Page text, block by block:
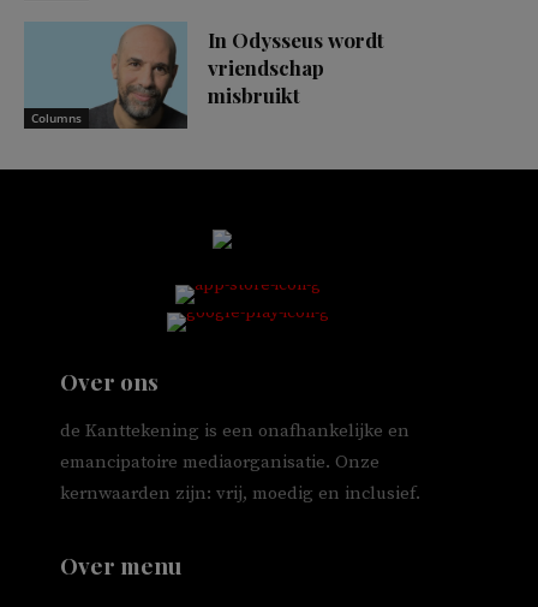
Columns
In Odysseus wordt
vriendschap
misbruikt
Over ons
de Kanttekening is een onafhankelijke en
emancipatoire mediaorganisatie. Onze
kernwaarden zijn: vrij, moedig en inclusief.
Over menu